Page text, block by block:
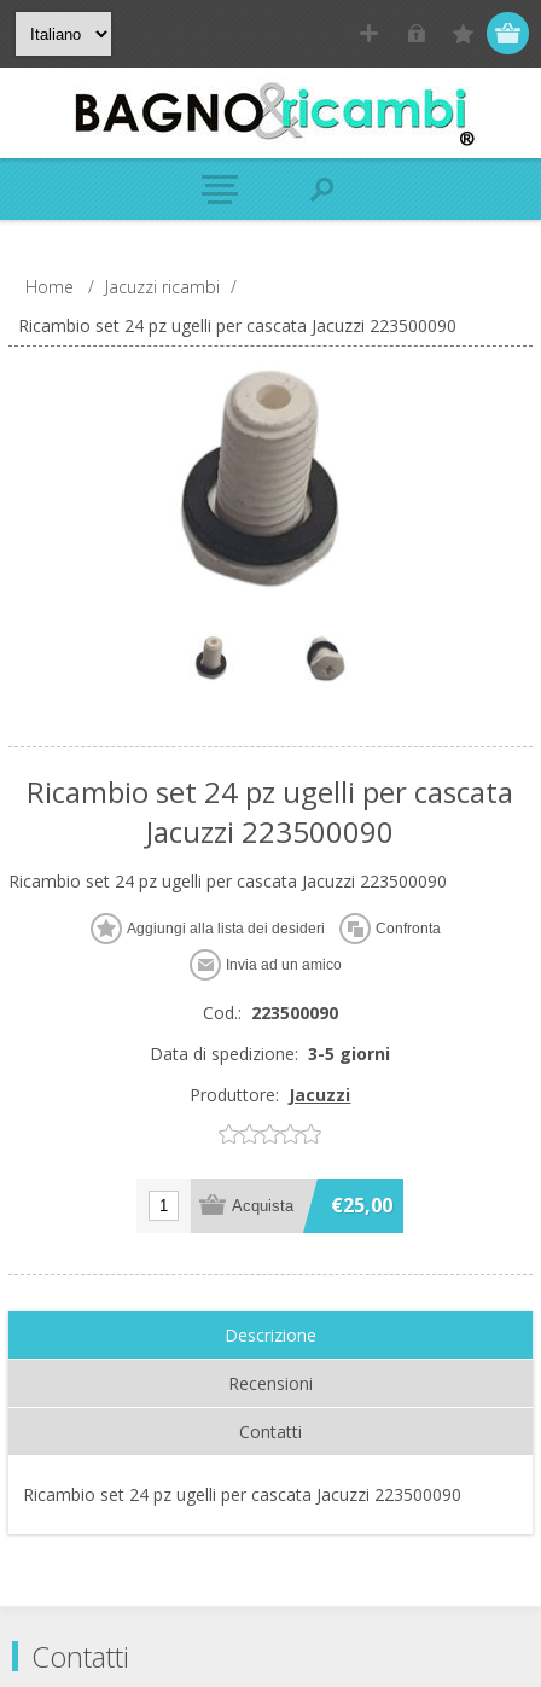
Home / Jacuzzi ricambi /
Ricambio set 24 pz ugelli per cascata Jacuzzi 223500090
Ricambio set 24 pz ugelli per cascata
Jacuzzi 223500090
Ricambio set 24 pz ugelli per cascata Jacuzzi 223500090
Cod.: 223500090
Data di spedizione: 3-5 giorni
Produttore: Jacuzzi
€25,00
Descrizione
Recensioni
Contatti
Ricambio set 24 pz ugelli per cascata Jacuzzi 223500090
Contatti